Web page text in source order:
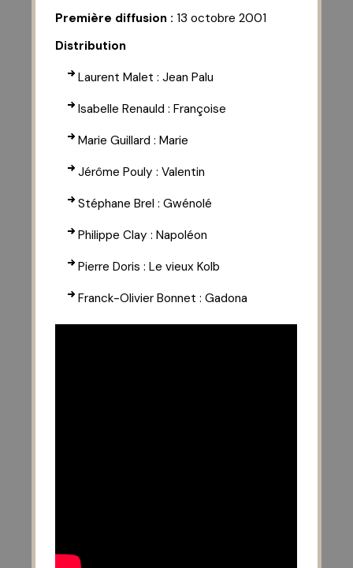
Première diffusion : 13 octobre 2001
Distribution
Laurent Malet : Jean Palu
Isabelle Renauld : Françoise
Marie Guillard : Marie
Jérôme Pouly : Valentin
Stéphane Brel : Gwénolé
Philippe Clay : Napoléon
Pierre Doris : Le vieux Kolb
Franck-Olivier Bonnet : Gadona